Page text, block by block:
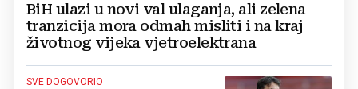
BiH ulazi u novi val ulaganja, ali zelena
tranzicija mora odmah misliti i na kraj
životnog vijeka vjetroelektrana
SVE DOGOVORIO